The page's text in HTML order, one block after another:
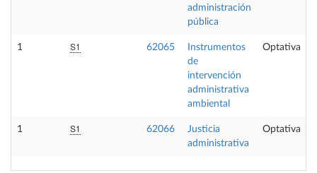
administración
pública
1 S1 62065
Instrumentos
de
intervención
administrativa
ambiental
Optativa
1 S1 62066
Justicia
administrativa
Optativa